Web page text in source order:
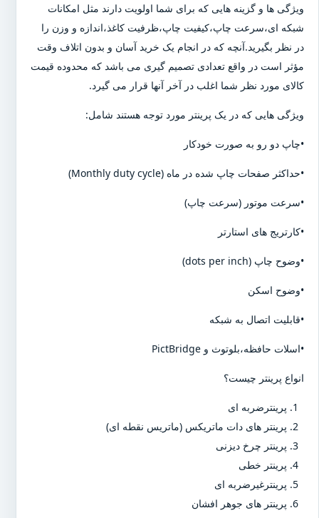
ویژگی ها و گزینه هایی که برای شما اولویت دارند مثل امکانات
شبکه ای،سرعت چاپ،کیفیت چاپ،ظرفیت کاغذ،اندازه و وزن را
در نظر بگیرید.آنچه که در انجام یک خرید آسان و بدون اتلاف وقت
مؤثر است در واقع تعدادی تصمیم گیری می باشد که محدوده قیمت
کالای مورد نظر شما اغلب در آخر آنها قرار می گیرد.
ویژگی هایی که در یک پرینتر مورد توجه هستند شامل:
•چاپ دو رو به صورت خودکار
•حداکثر صفحات چاپ شده در ماه (Monthly duty cycle)
•سرعت موتور (سرعت چاپ)
•کارتریج های استارتر
•وضوح چاپ (dots per inch)
•وضوح اسکن
•قابلیت اتصال به شبکه
•اسلات حافظه،بلوتوث و PictBridge
انواع پرینتر چیست؟
پرینترضربه ای
پرینتر های دات ماتریکس (ماتریس نقطه ای)
پرینتر چرخ دیزنی
پرینتر خطی
پرینترغیرضربه ای
پرینتر های جوهر افشان